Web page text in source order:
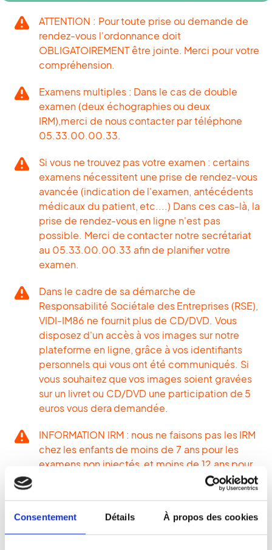
Consentement Détails À propos des cookies
ATTENTION : Pour toute prise ou demande de
rendez-vous l'ordonnance doit
OBLIGATOIREMENT être jointe. Merci pour votre
compréhension.
Examens multiples : Dans le cas de double
examen (deux échographies ou deux
IRM),merci de nous contacter par téléphone
05.33.00.00.33.
Si vous ne trouvez pas votre examen : certains
examens nécessitent une prise de rendez-vous
avancée (indication de l'examen, antécédents
médicaux du patient, etc....) Dans ces cas-là, la
prise de rendez-vous en ligne n'est pas
possible. Merci de contacter notre secrétariat
au 05.33.00.00.33 afin de planifier votre
examen.
Dans le cadre de sa démarche de
Responsabilité Sociétale des Entreprises (RSE),
VIDI-IM86 ne fournit plus de CD/DVD. Vous
disposez d'un accès à vos images sur notre
plateforme en ligne, grâce à vos identifiants
personnels qui vous ont été communiqués. Si
vous souhaitez que vos images soient gravées
sur un livret ou CD/DVD une participation de 5
euros vous dera demandée.
INFORMATION IRM : nous ne faisons pas les IRM
chez les enfants de moins de 7 ans pour les
examens non injectés, et moins de 12 ans pour